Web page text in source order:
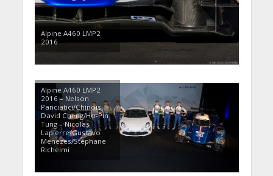
Alpine A460 LMP2
2016
Alpine A460 LMP2
2016 – Nelson
Panciatici/Chinois
David Cheng/Ho-Pin
Tung – Nicolas
Lapierre/Gustavo
Menezes/Stéphane
Richelmi